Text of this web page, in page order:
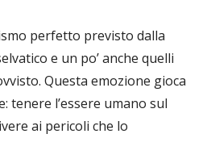
perfetto previsto dalla
e un po’ anche quelli
Questa emozione gioca
tenere l’essere umano sul
ai pericoli che lo